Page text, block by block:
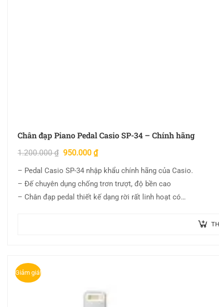
Chân đạp Piano Pedal Casio SP-34 – Chính hãng
1.200.000₫ 950.000 ₫
– Pedal Casio SP-34 nhập khẩu chính hãng của Casio.
– Đế chuyên dụng chống trơn trượt, độ bền cao
– Chân đạp pedal thiết kế dạng rời rất linh hoạt có…
Giảm giá!